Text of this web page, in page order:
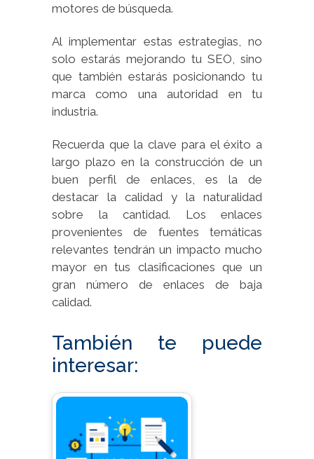
motores de búsqueda.
Al implementar estas estrategias, no
solo estarás mejorando tu SEO, sino
que también estarás posicionando tu
marca como una autoridad en tu
industria.
Recuerda que la clave para el éxito a
largo plazo en la construcción de un
buen perfil de enlaces, es la de
destacar la calidad y la naturalidad
sobre la cantidad. Los enlaces
provenientes de fuentes temáticas
relevantes tendrán un impacto mucho
mayor en tus clasificaciones que un
gran número de enlaces de baja
calidad.
También te puede
interesar: